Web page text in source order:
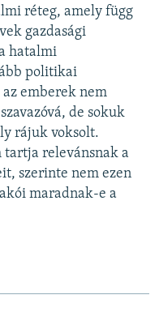
réteg, amely függ
gazdasági
hatalmi
politikai
emberek nem
de sokuk
rájuk voksolt.
tartja relevánsnak a
szerinte nem ezen
maradnak-e a